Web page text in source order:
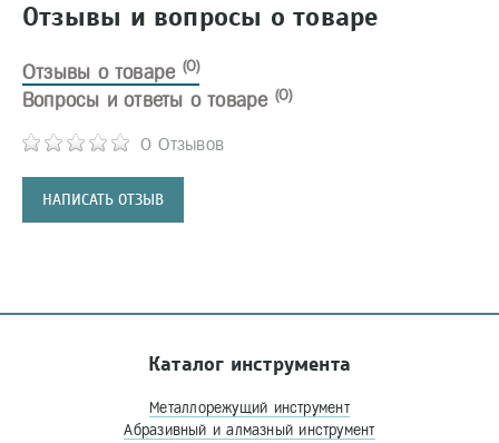
Отзывы и вопросы о товаре
Отзывы о товаре (0)
0 Отзывов
НАПИСАТЬ ОТЗЫВ
Вопросы и ответы о товаре (0)
Каталог инструмента
Металлорежущий инструмент
Абразивный и алмазный инструмент